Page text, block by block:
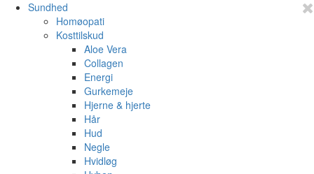
Sundhed
Homøopati
Kosttilskud
Aloe Vera
Collagen
Energi
Gurkemeje
Hjerne & hjerte
Hår
Hud
Negle
Hvidløg